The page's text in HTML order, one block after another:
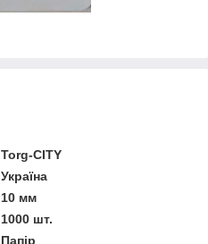
Torg-CITY
Україна
10 мм
1000 шт.
Папір